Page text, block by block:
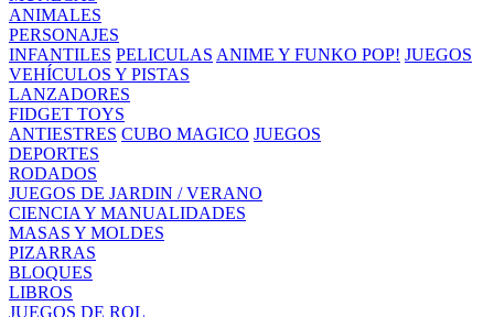
ANIMALES
PERSONAJES
INFANTILES PELICULAS ANIME Y FUNKO POP! JUEGOS
VEHÍCULOS Y PISTAS
LANZADORES
FIDGET TOYS
ANTIESTRES CUBO MAGICO JUEGOS
DEPORTES
RODADOS
JUEGOS DE JARDIN / VERANO
CIENCIA Y MANUALIDADES
MASAS Y MOLDES
PIZARRAS
BLOQUES
LIBROS
JUEGOS DE ROL